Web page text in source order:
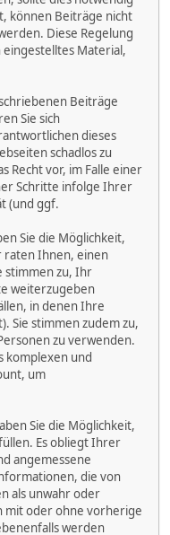
können Beiträge nicht
Diese Regelung
Material,
Beiträge
Sie sich
dieses
schadlos zu
Recht vor, im Falle einer
Schritte infolge Ihrer
(und ggf.
Sie die Möglichkeit,
raten Ihnen, einen
stimmen zu, Ihr
weiterzugeben
in denen Ihre
Sie stimmen zudem zu,
zu verwenden.
komplexen und
um
Sie die Möglichkeit,
Es obliegt Ihrer
angemessene
die von
als unwahr oder
mit oder ohne vorherige
werden